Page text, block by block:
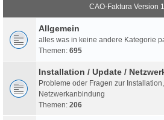
CAO-Faktura Version
Allgemein
alles was in keine andere Kategorie
Themen: 695
Installation / Update /
Probleme oder Fragen zur
Netzwerkanbindung
Themen: 206